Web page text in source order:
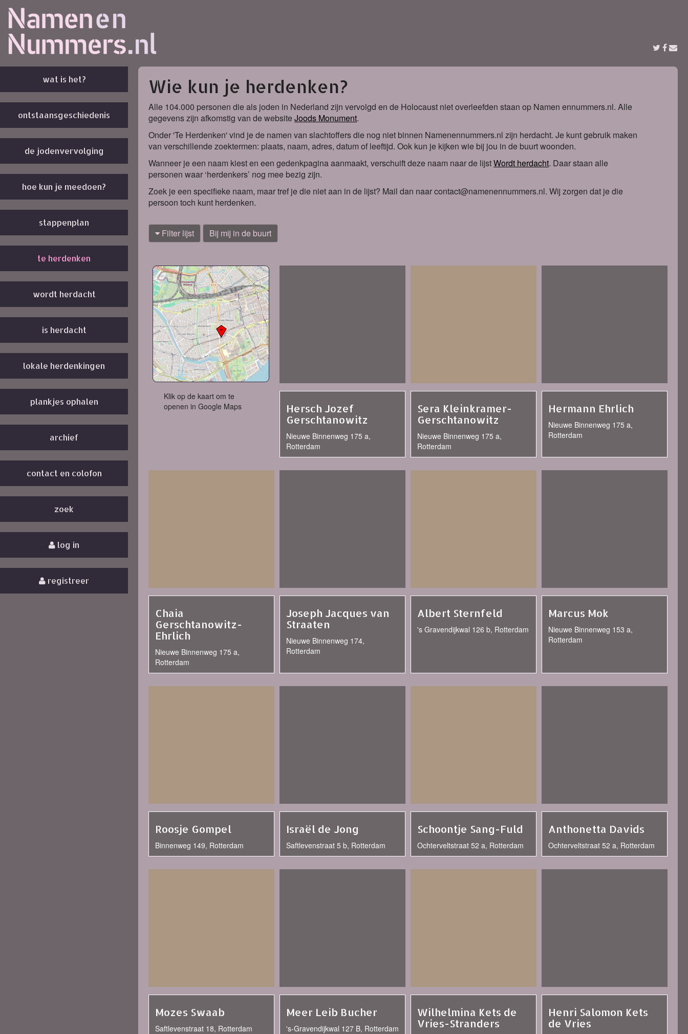
wat is het?
ontstaansgeschiedenis
de jodenvervolging
hoe kun je meedoen?
stappenplan
te herdenken
wordt herdacht
is herdacht
lokale herdenkingen
plankjes ophalen
archief
contact en colofon
zoek
log in
registreer
Wie kun je herdenken?
Alle 104.000 personen die als joden in Nederland zijn vervolgd en de Holocaust niet overleefden staan op Namen ennummers.nl. Alle
gegevens zijn afkomstig van de websiteJoods Monument.
Onder 'Te Herdenken' vind je de namen van slachtoffers die nog niet binnen Namenennummers.nl zijn herdacht. Je kunt gebruik maken
van verschillende zoektermen: plaats, naam, adres, datum of leeftijd. Ook kun je kijken wie bij jou in de buurt woonden.
Wanneer je een naam kiest en een gedenkpagina aanmaakt, verschuift deze naam naar de lijstWordt herdacht. Daar staan alle
personen waar ‘herdenkers’ nog mee bezig zijn.
Zoek je een specifieke naam, maar tref je die niet aan in de lijst? Mail dan naar contact@namenennummers.nl. Wij zorgen dat je die
persoon toch kunt herdenken.
Filter lijst Bij mij in de buurt
Klik op de kaart om te
openen in Google Maps
Hersch Jozef
Gerschtanowitz
Nieuwe Binnenweg 175 a,
Rotterdam
Sera Kleinkramer-
Gerschtanowitz
Nieuwe Binnenweg 175 a,
Rotterdam
Hermann Ehrlich
Nieuwe Binnenweg 175 a,
Rotterdam
Chaia
Gerschtanowitz-
Ehrlich
Nieuwe Binnenweg 175 a,
Rotterdam
Joseph Jacques van
Straaten
Nieuwe Binnenweg 174,
Rotterdam
Albert Sternfeld
's Gravendijkwal 126 b, Rotterdam
Marcus Mok
Nieuwe Binnenweg 153 a,
Rotterdam
Roosje Gompel
Binnenweg 149, Rotterdam
Israël de Jong
Saftlevenstraat 5 b, Rotterdam
Schoontje Sang-Fuld
Ochterveltstraat 52 a, Rotterdam
Anthonetta Davids
Ochterveltstraat 52 a, Rotterdam
Mozes Swaab
Saftlevenstraat 18, Rotterdam
Meer Leib Bucher
's-Gravendijkwal 127 B, Rotterdam
Wilhelmina Kets de
Vries-Stranders
Henri Salomon Kets
de Vries